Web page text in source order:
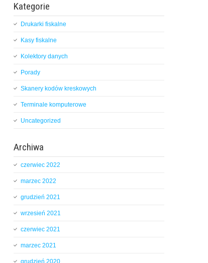
Kategorie
Drukarki fiskalne
Kasy fiskalne
Kolektory danych
Porady
Skanery kodów kreskowych
Terminale komputerowe
Uncategorized
Archiwa
czerwiec 2022
marzec 2022
grudzień 2021
wrzesień 2021
czerwiec 2021
marzec 2021